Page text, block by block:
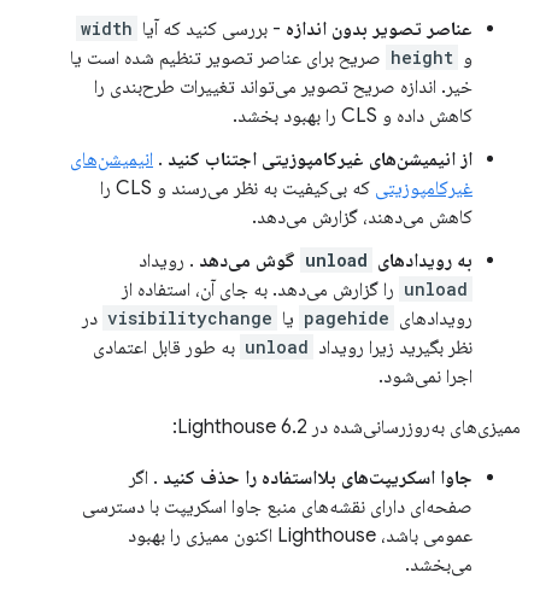
عناصر تصویر بدون اندازه - بررسی کنید که آیا width
و height صریح برای عناصر تصویر تنظیم شده است یا
خیر. اندازه صریح تصویر می‌تواند تغییرات طرح‌بندی را
کاهش داده و CLS را بهبود بخشد.
از انیمیشن‌های غیرکامپوزیتی اجتناب کنید . انیمیشن‌های
غیرکامپوزیتی
که بی‌کیفیت به نظر می‌رسند و CLS را
کاهش می‌دهند، گزارش می‌دهد.
به رویدادهای unload گوش می‌دهد . رویداد
unload را گزارش می‌دهد. به جای آن، استفاده از
رویدادهای pagehide یا visibilitychange در
نظر بگیرید زیرا رویداد unload به طور قابل اعتمادی
اجرا نمی‌شود.
ممیزی‌های به‌روزرسانی‌شده در Lighthouse 6.2:
جاوا اسکریپت‌های بلااستفاده را حذف کنید . اگر
صفحه‌ای دارای نقشه‌های منبع جاوا اسکریپت با دسترسی
عمومی باشد، Lighthouse اکنون ممیزی را بهبود
می‌بخشد.